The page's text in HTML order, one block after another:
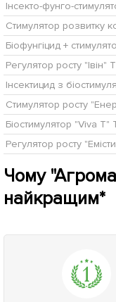
Регулятор росту "Івін"
Стимулятор росту
Біостимулятор "Viva
Чому
найкращим*